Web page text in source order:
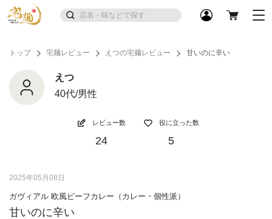
トップ 宅麺レビュー えつの宅麺レビュー 甘いのに辛い
えつ
40代/男性
レビュー数
24
役に立った数
5
2025年05月08日
ガヴィアル 欧風ビーフカレー（カレー・個性派）
甘いのに辛い